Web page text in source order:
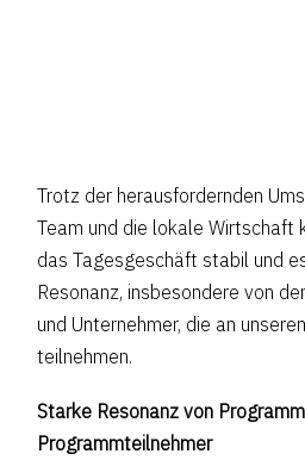
Trotz der herausfordernden
Team und die lokale Wirtschaft
das Tagesgeschäft stabil und
Resonanz, insbesondere von
und Unternehmer, die an
teilnehmen.
Starke Resonanz von
Programmteilnehmer